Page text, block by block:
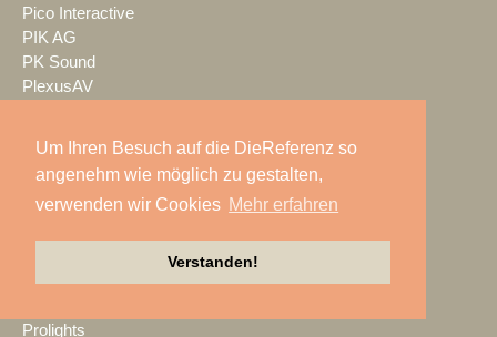
Um Ihren Besuch auf die DieReferenz so
angenehm wie möglich zu gestalten,
verwenden wir Cookies Mehr erfahren
Verstanden!
Pico Interactive
PIK AG
PK Sound
PlexusAV
PowerLightsAugsburg
preworks
PRG
ProAudio Technology
ProCase
Prolights